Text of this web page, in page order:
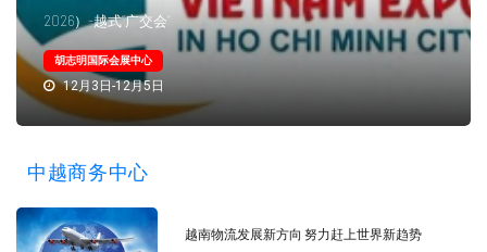
2026）-越式“广交会”
胡志明国际会展中心
12月3日-12月5日
中越商务中心
越南物流发展新方向 努力赶上世界新趋势